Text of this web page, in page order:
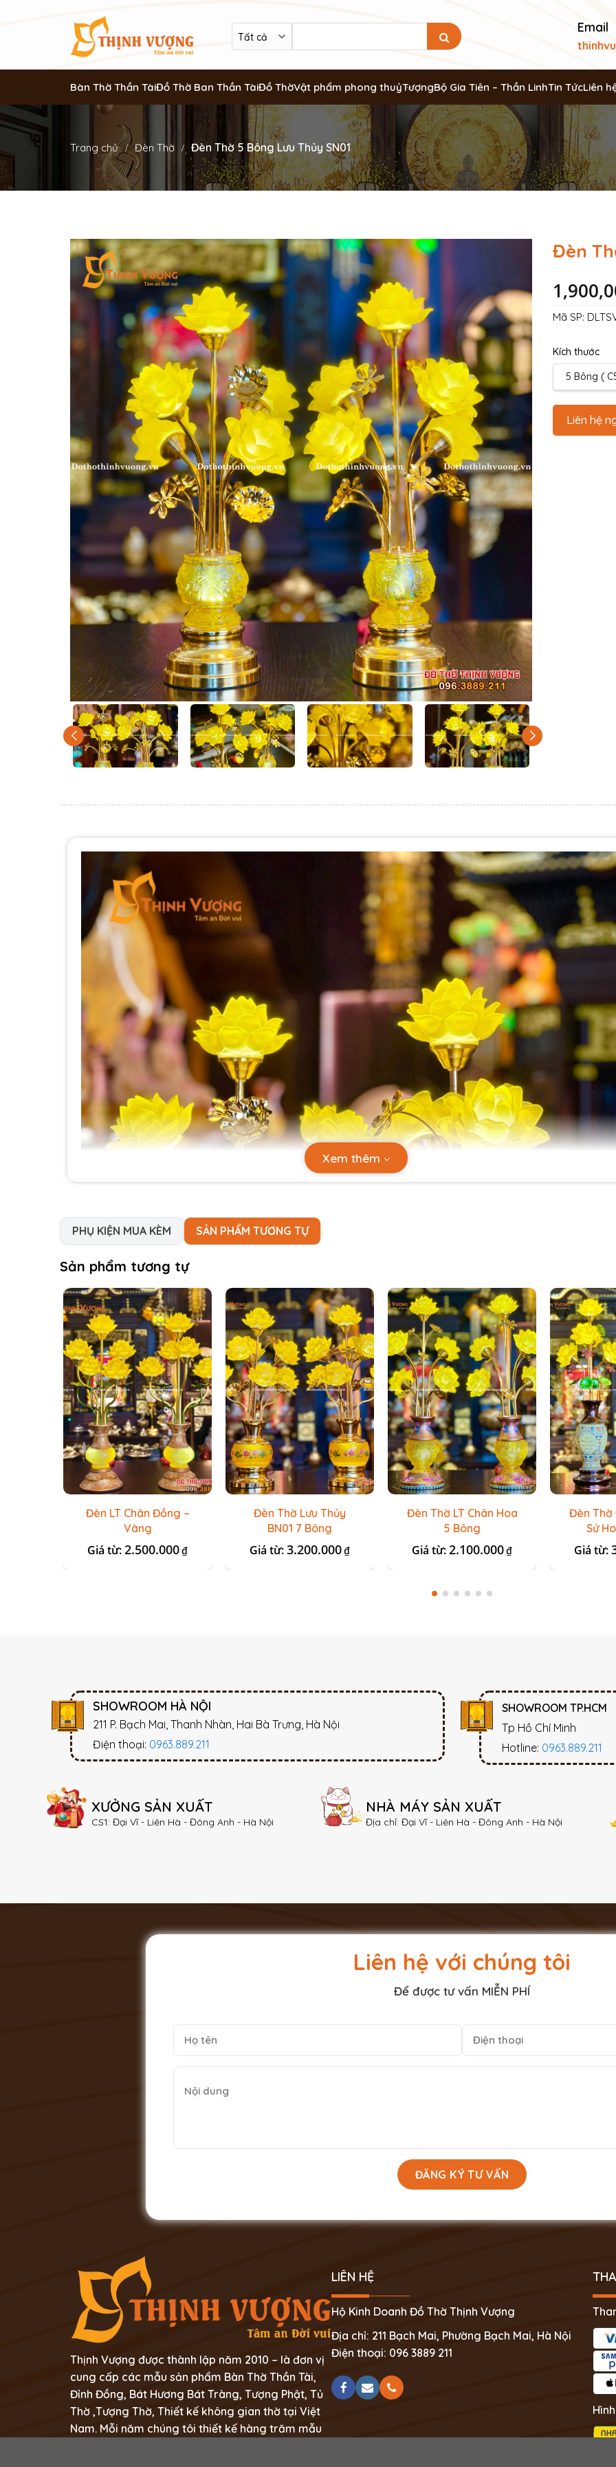
Email
Bàn Thờ Thần TàiĐồ Thờ Ban Thần TàiĐồ ThờVật phẩm phong thuỷTượngBộ Gia Tiên – Thần LinhTin TứcLiên
Trang chủ Đèn Thờ Đèn Thờ 5 Bông Lưu Thủy SN01
Đèn
Kích thước
5 Bông (
Liên hệ
Mã SP:
Xem thêm
PHỤ KIỆN MUA KÈM SẢN PHẨM TƯƠNG TỰ
Sản phẩm tương tự
Đèn LT Chân Đồng –
Vàng
Giá từ:2.500.000₫
Đèn Thờ Lưu Thủy
BN01 7 Bông
Giá từ:3.200.000₫
Đèn Thờ LT Chân Hoa
5 Bông
Giá từ:2.100.000₫
Đèn Thờ
Sứ
Giá từ:
SHOWROOM HÀ NỘI
211 P. Bạch Mai, Thanh Nhàn, Hai Bà Trưng, Hà Nội
Điện thoại: 0963.889.211
SHOWROOM TP.HCM
Tp Hồ Chí Minh
Hotline: 0963.889.211
XƯỞNG SẢN XUẤT
CS1: Đại Vĩ - Liên Hà - Đông Anh - Hà Nội
NHÀ MÁY SẢN XUẤT
Địa chỉ: Đại Vĩ - Liên Hà - Đông Anh - Hà Nội
Liên hệ với chúng tôi
Để được tư vấn MIỄN PHÍ
Thịnh Vượng được thành lập năm 2010 – là đơn vị
cung cấp các mẫu sản phẩm Bàn Thờ Thần Tài,
Đỉnh Đồng, Bát Hương Bát Tràng, Tượng Phật, Tủ
Thờ ,Tượng Thờ, Thiết kế không gian thờ tại Việt
Nam. Mỗi năm chúng tôi thiết kế hàng trăm mẫu
LIÊN HỆ
Hộ Kinh Doanh Đồ Thờ Thịnh Vượng
Địa chỉ: 211 Bạch Mai, Phường Bạch Mai, Hà Nội
Điện thoại: 096 3889 211